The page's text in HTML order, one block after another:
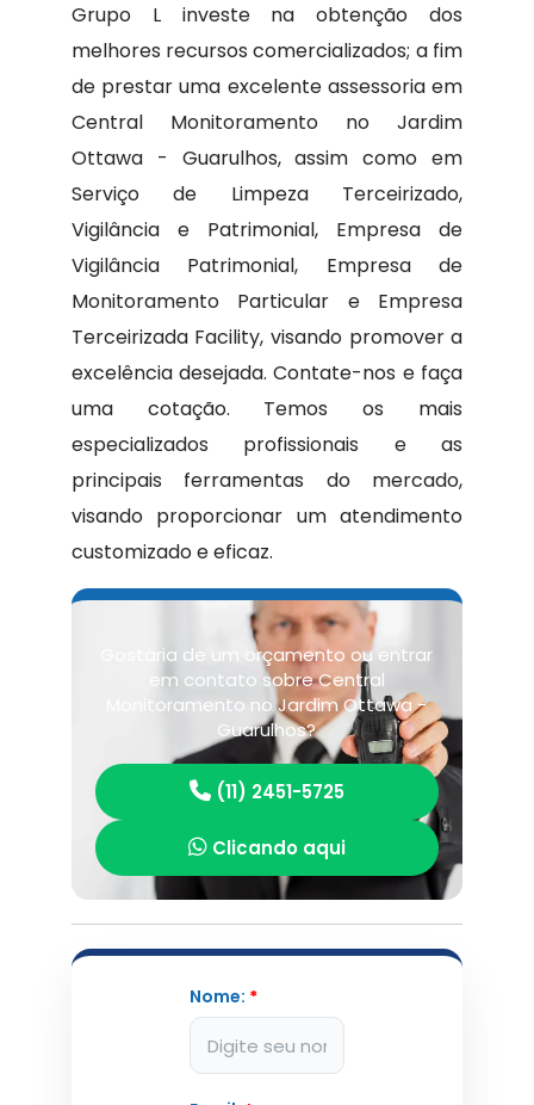
Grupo L investe na obtenção dos
melhores recursos comercializados; a fim
de prestar uma excelente assessoria em
Central Monitoramento no Jardim
Ottawa - Guarulhos, assim como em
Serviço de Limpeza Terceirizado,
Vigilância e Patrimonial, Empresa de
Vigilância Patrimonial, Empresa de
Monitoramento Particular e Empresa
Terceirizada Facility, visando promover a
excelência desejada. Contate-nos e faça
uma cotação. Temos os mais
especializados profissionais e as
principais ferramentas do mercado,
visando proporcionar um atendimento
customizado e eficaz.
Gostaria de um orçamento ou entrar
em contato sobre Central
Monitoramento no Jardim Ottawa -
Guarulhos?
(11) 2451-5725
Clicando aqui
Nome: *